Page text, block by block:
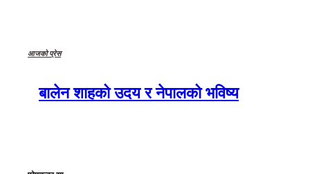
आजको प्रेस
बालेन शाहको उदय र नेपालको भविष्य